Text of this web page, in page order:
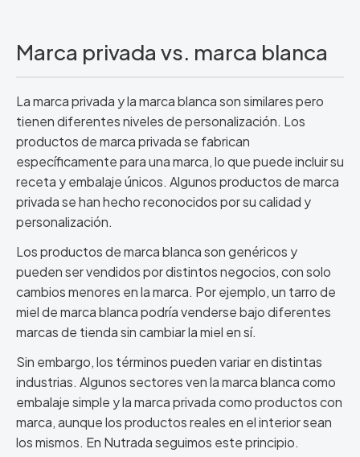
Marca privada vs. marca blanca
La marca privada y la marca blanca son similares pero
tienen diferentes niveles de personalización. Los
productos de marca privada se fabrican
específicamente para una marca, lo que puede incluir su
receta y embalaje únicos. Algunos productos de marca
privada se han hecho reconocidos por su calidad y
personalización.
Los productos de marca blanca son genéricos y
pueden ser vendidos por distintos negocios, con solo
cambios menores en la marca. Por ejemplo, un tarro de
miel de marca blanca podría venderse bajo diferentes
marcas de tienda sin cambiar la miel en sí.
Sin embargo, los términos pueden variar en distintas
industrias. Algunos sectores ven la marca blanca como
embalaje simple y la marca privada como productos con
marca, aunque los productos reales en el interior sean
los mismos. En Nutrada seguimos este principio.